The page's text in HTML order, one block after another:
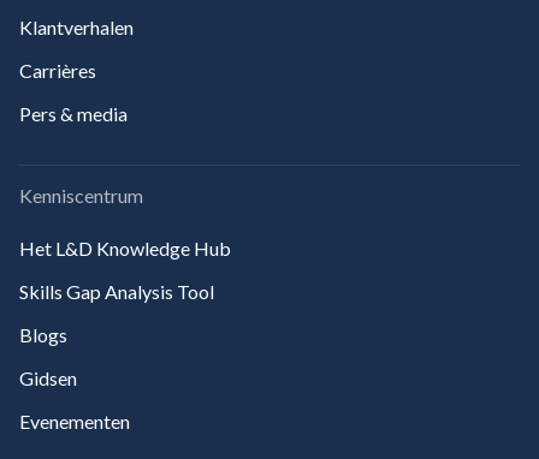
Klantverhalen
Carrières
Pers & media
Kenniscentrum
Het L&D Knowledge Hub
Skills Gap Analysis Tool
Blogs
Gidsen
Evenementen